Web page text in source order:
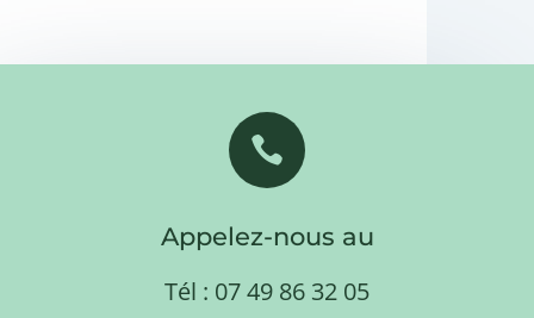

Appelez-nous au
Tél : 07 49 86 32 05